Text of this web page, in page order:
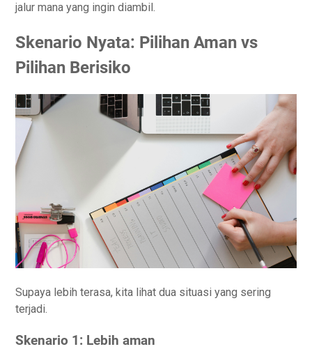
jalur mana yang ingin diambil.
Skenario Nyata: Pilihan Aman vs
Pilihan Berisiko
Supaya lebih terasa, kita lihat dua situasi yang sering
terjadi.
Skenario 1: Lebih aman